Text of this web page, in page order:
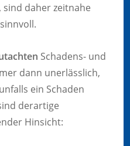
daher zeitnahe
Schadens- und
dann unerlässlich,
ein Schaden
derartige
Hinsicht: